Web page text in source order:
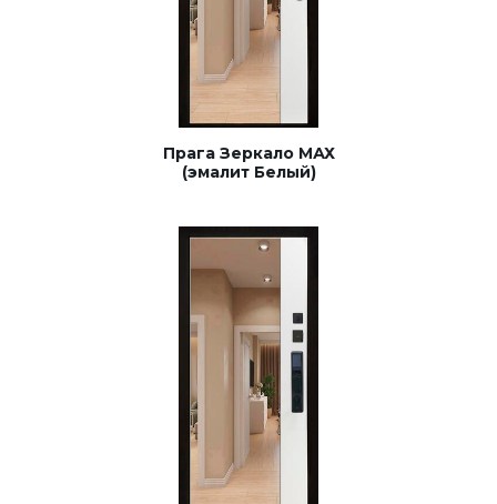
Прага Зеркало МАХ
(эмалит Белый)